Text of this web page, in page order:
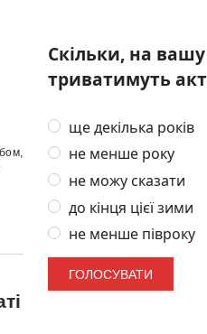
Скільки, на
триватимуть
ще декілька років
не менше року
не можу сказати
до кінця цієї зими
не менше півроку